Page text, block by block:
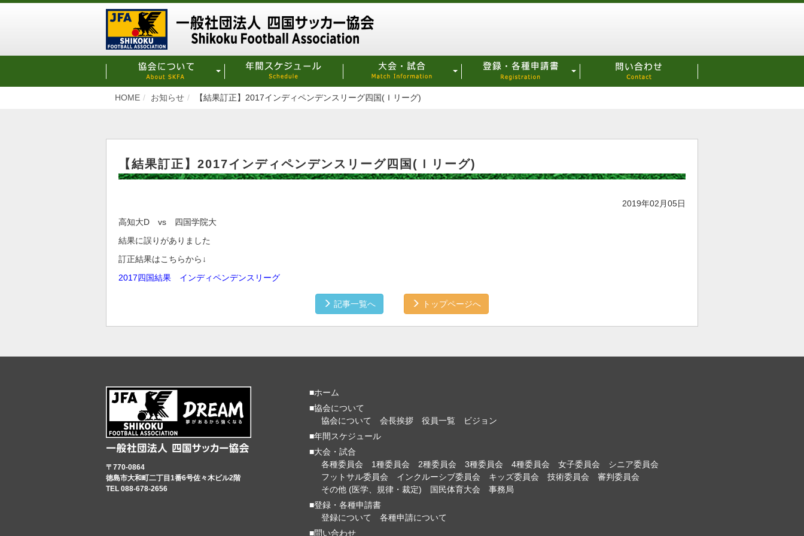
HOME お知らせ 【結果訂正】2017インディペンデンスリーグ四国(Ｉリーグ)
【結果訂正】2017インディペンデンスリーグ四国(Ｉリーグ)
2019年02月05日
高知大D vs 四国学院大
結果に誤りがありました
訂正結果はこちらから↓
2017四国結果 インディペンデンスリーグ
記事一覧へ トップページへ
■ホーム
■協会について
協会について
会長挨拶 役員一覧
ビジョン
■年間スケジュール
■大会・試合
各種委員会
1種委員会 2種委員会 3種委員会 4種委員会 女子委員会
シニア委員会
フットサル委員会
インクルーシブ委員会 キッズ委員会 技術委員会
審判委員会
その他 (医学、規律・裁定)
国民体育大会
事務局
■登録・各種申請書
登録について
各種申請について
■問い合わせ
〒770-0864
徳島市大和町二丁目1番6号佐々木ビル2階
TEL 088-678-2656